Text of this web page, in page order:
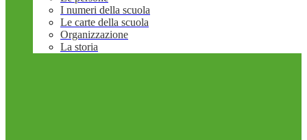
I numeri della scuola
Le carte della scuola
Organizzazione
La storia